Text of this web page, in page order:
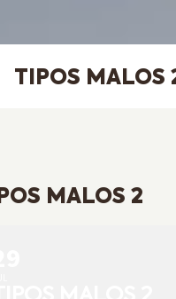
TIPOS MALOS
MALOS 2